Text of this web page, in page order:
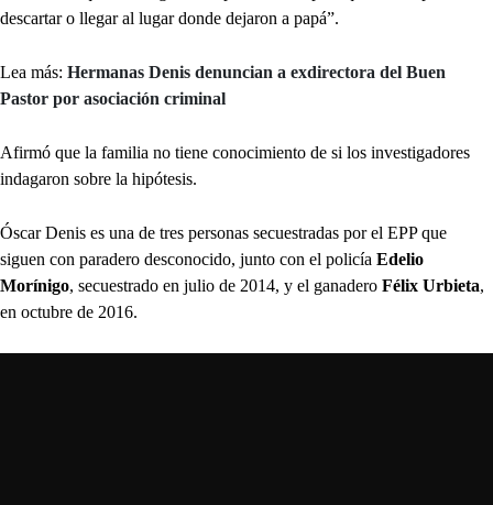
descartar o llegar al lugar donde dejaron a papá”.
Lea más: Hermanas Denis denuncian a exdirectora del Buen
Pastor por asociación criminal
Afirmó que la familia no tiene conocimiento de si los investigadores
indagaron sobre la hipótesis.
Óscar Denis es una de tres personas secuestradas por el EPP que
siguen con paradero desconocido, junto con el policía Edelio
Morínigo, secuestrado en julio de 2014, y el ganadero Félix Urbieta,
en octubre de 2016.